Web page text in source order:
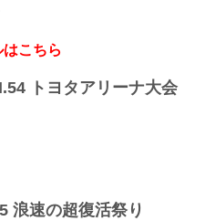
ットが、5月15日（金）12時より
、U-NEXTにて販売がスタートし
※スカパー！は5/23(土)販売開
前売りチケットは、大会前日
こちら
トヨタアリーナ大会
浪速の超復活祭り